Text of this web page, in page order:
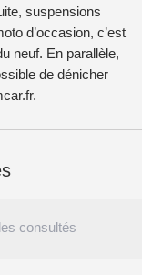
suspensions
d’occasion, c’est
neuf. En parallèle,
de dénicher
consultés